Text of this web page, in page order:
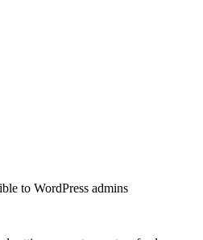
to WordPress admins